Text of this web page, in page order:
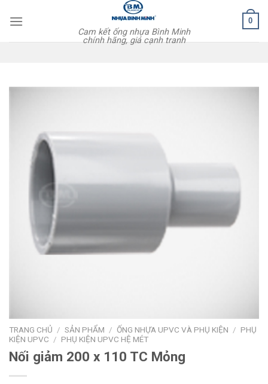
Cam kết ống nhựa Bình Minh
chính hãng, giá cạnh tranh
0
TRANG CHỦ / SẢN PHẨM / ỐNG NHỰA UPVC VÀ PHỤ KIỆN / PHỤ
KIỆN UPVC / PHỤ KIỆN UPVC HỆ MÉT
Nối giảm 200 x 110 TC Mỏng